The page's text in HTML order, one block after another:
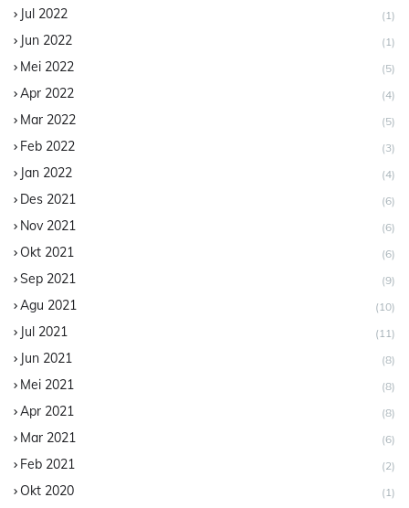
Jul 2022 (1)
Jun 2022 (1)
Mei 2022 (5)
Apr 2022 (4)
Mar 2022 (5)
Feb 2022 (3)
Jan 2022 (4)
Des 2021 (6)
Nov 2021 (6)
Okt 2021 (6)
Sep 2021 (9)
Agu 2021 (10)
Jul 2021 (11)
Jun 2021 (8)
Mei 2021 (8)
Apr 2021 (8)
Mar 2021 (6)
Feb 2021 (2)
Okt 2020 (1)